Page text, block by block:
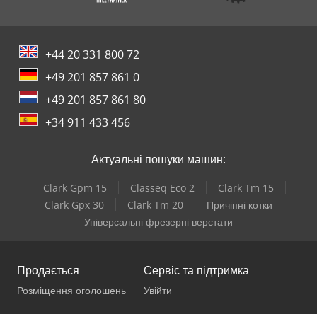
+44 20 331 800 72
+49 201 857 861 0
+49 201 857 861 80
+34 911 433 456
Актуальні пошуки машин:
Clark Gpm 15 Classeq Eco 2
Clark Tm 15
Clark Gpx 30
Clark Tm 20
Причіпні котки
Універсальні фрезерні верстати
Продається
Розміщення оголошень
Сервіс та підтримка
Увійти